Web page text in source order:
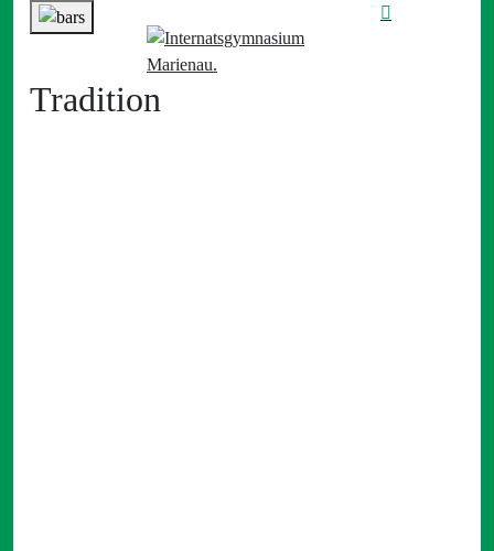
Tradition